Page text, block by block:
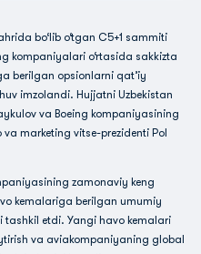
bo‘lib o‘tgan C5+1 sammiti
kompaniyalari o‘rtasida sakkizta
berilgan opsionlarni qat’iy
imzolandi. Hujjatni Uzbekistan
va Boeing kompaniyasining
marketing vitse-prezidenti Pol
zamonaviy keng
kemalariga berilgan umumiy
tashkil etdi. Yangi havo kemalari
va aviakompaniyaning global